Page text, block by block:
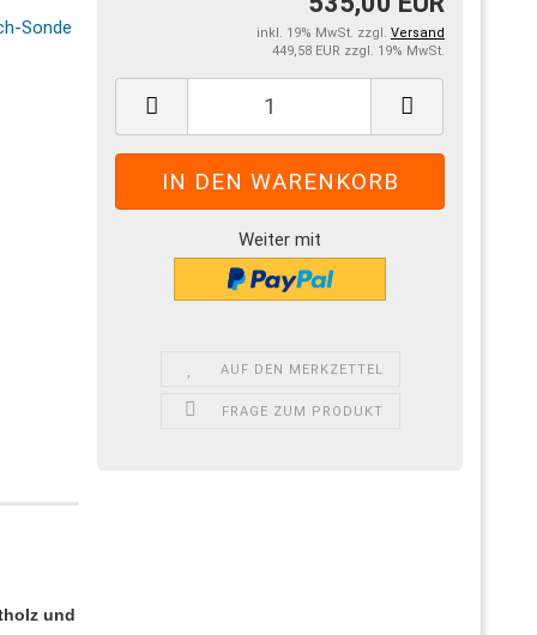
inkl. 19% MwSt. zzgl. Versand
449,58 EUR zzgl. 19% MwSt.
Weiter mit
AUF DEN MERKZETTEL
FRAGE ZUM PRODUKT
und